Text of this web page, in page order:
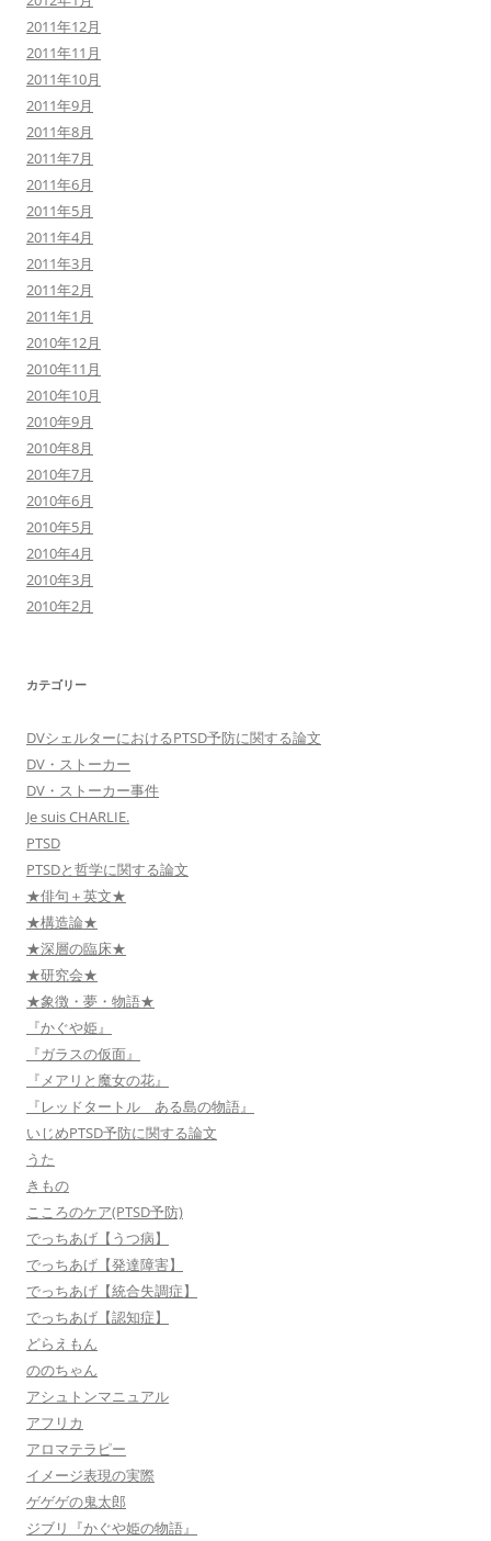
2011年12月
2011年11月
2011年10月
2011年9月
2011年8月
2011年7月
2011年6月
2011年5月
2011年4月
2011年3月
2011年2月
2011年1月
2010年12月
2010年11月
2010年10月
2010年9月
2010年8月
2010年7月
2010年6月
2010年5月
2010年4月
2010年3月
2010年2月
カテゴリー
DVシェルターにおけるPTSD予防に関する論文
DV・ストーカー
DV・ストーカー事件
Je suis CHARLIE.
PTSD
PTSDと哲学に関する論文
★俳句＋英文★
★構造論★
★深層の臨床★
★研究会★
★象徴・夢・物語★
『かぐや姫』
『ガラスの仮面』
『メアリと魔女の花』
『レッドタートル ある島の物語』
いじめPTSD予防に関する論文
うた
きもの
こころのケア(PTSD予防)
でっちあげ【うつ病】
でっちあげ【発達障害】
でっちあげ【統合失調症】
でっちあげ【認知症】
どらえもん
ののちゃん
アシュトンマニュアル
アフリカ
アロマテラピー
イメージ表現の実際
ゲゲゲの鬼太郎
ジブリ『かぐや姫の物語』